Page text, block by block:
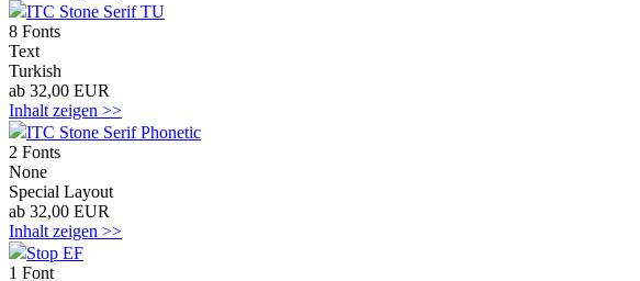
ITC Stone Serif TU
8 Fonts
Text
Turkish
ab 32,00 EUR
Inhalt zeigen >>
ITC Stone Serif Phonetic
2 Fonts
None
Special Layout
ab 32,00 EUR
Inhalt zeigen >>
Stop EF
1 Font